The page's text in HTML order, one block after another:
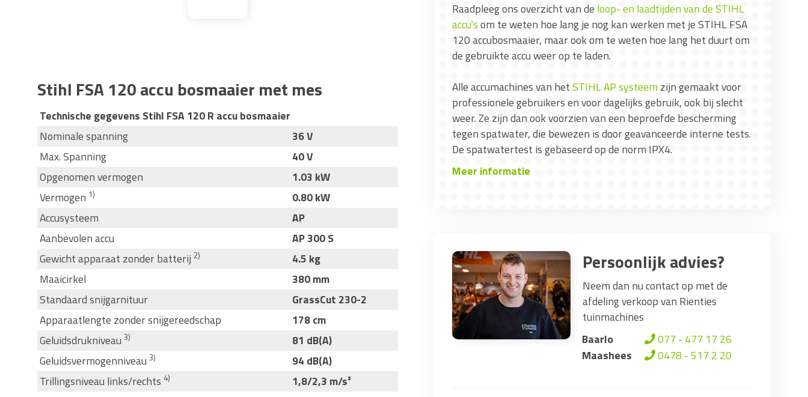
Raadpleeg ons overzicht van de loop- en laadtijden van de STIHL
accu'som te weten hoe lang je nog kan werken met je STIHL FSA
120 accubosmaaier, maar ook om te weten hoe lang het duurt om
de gebruikte accu weer op te laden.
Alle accumachines van hetSTIHL AP systeemzijn gemaakt voor
professionele gebruikers en voor dagelijks gebruik, ook bij slecht
weer. Ze zijn dan ook voorzien van een beproefde bescherming
tegen spatwater, die bewezen is door geavanceerde interne tests.
De spatwatertest is gebaseerd op de norm IPX4.
Meer informatie
Persoonlijk advies?
Neem dan nu contact op met de
afdeling verkoop van Rienties
tuinmachines
Baarlo
077 - 477 17 26
Maashees
0478 - 517 2 20
Stihl FSA 120 accu bosmaaier met mes
Technische gegevens Stihl FSA 120 R accu bosmaaier
Nominale spanning
36 V
Max. Spanning
40 V
Opgenomen vermogen
1.03 kW
Vermogen 1)
0.80 kW
Accusysteem
AP
Aanbevolen accu
AP 300 S
Gewicht apparaat zonder batterij 2)
4.5 kg
Maaicirkel
380 mm
Standaard snijgarnituur
GrassCut 230-2
Apparaatlengte zonder snijgereedschap
178 cm
Geluidsdrukniveau 3)
81 dB(A)
Geluidsvermogenniveau 3)
94 dB(A)
Trillingsniveau links/rechts 4) 1,8/2,3 m/s²